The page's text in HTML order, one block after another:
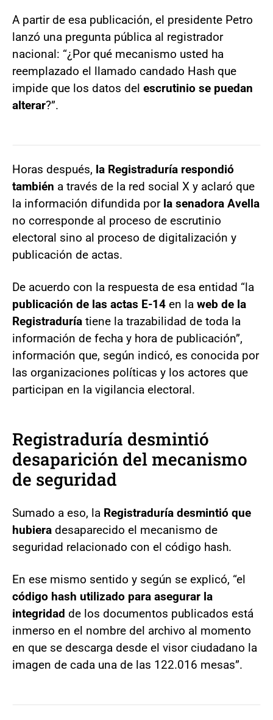
A partir de esa publicación, el presidente Petro
lanzó una pregunta pública al registrador
nacional: “¿Por qué mecanismo usted ha
reemplazado el llamado candado Hash que
impide que los datos del escrutinio se puedan
alterar?”.
Horas después, la Registraduría respondió
también a través de la red social X y aclaró que
la información difundida por la senadora Avella
no corresponde al proceso de escrutinio
electoral sino al proceso de digitalización y
publicación de actas.
De acuerdo con la respuesta de esa entidad “la
publicación de las actas E-14 en la web de la
Registraduría tiene la trazabilidad de toda la
información de fecha y hora de publicación”,
información que, según indicó, es conocida por
las organizaciones políticas y los actores que
participan en la vigilancia electoral.
Registraduría desmintió
desaparición del mecanismo
de seguridad
Sumado a eso, la Registraduría desmintió que
hubiera desaparecido el mecanismo de
seguridad relacionado con el código hash.
En ese mismo sentido y según se explicó, “el
código hash utilizado para asegurar la
integridad de los documentos publicados está
inmerso en el nombre del archivo al momento
en que se descarga desde el visor ciudadano la
imagen de cada una de las 122.016 mesas”.